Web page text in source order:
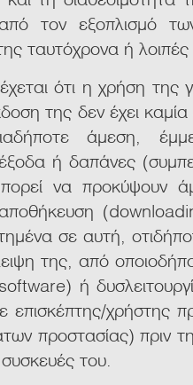
τον εξοπλισμό
ταυτόχρονα ή λοιπές
ότι η χρήση της
της δεν έχει καμία
άμεση,
ή δαπάνες
να
σε αυτή,
της, από
ή
χρήστης
προστασίας) πριν
του.